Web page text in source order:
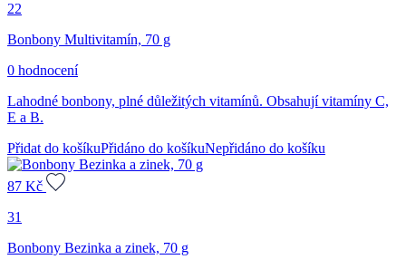
22
Bonbony Multivitamín, 70 g
0 hodnocení
Lahodné bonbony, plné důležitých vitamínů. Obsahují vitamíny C,
E a B.
Přidat do košíkuPřidáno do košíkuNepřidáno do košíku
87 Kč
31
Bonbony Bezinka a zinek, 70 g